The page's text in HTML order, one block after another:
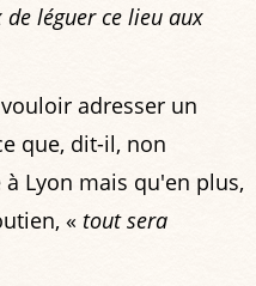
de léguer ce lieu aux
adresser un
que, dit-il, non
Lyon mais qu'en plus,
« tout sera